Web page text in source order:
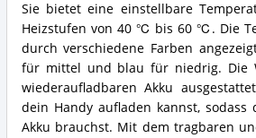
Sie bietet eine einstellbare
Heizstufen von 40 ℃ bis 60 ℃. Die
durch verschiedene Farben
für mittel und blau für niedrig. Die
wiederaufladbaren Akku
dein Handy aufladen kannst, sodass
Akku brauchst. Mit dem tragbaren